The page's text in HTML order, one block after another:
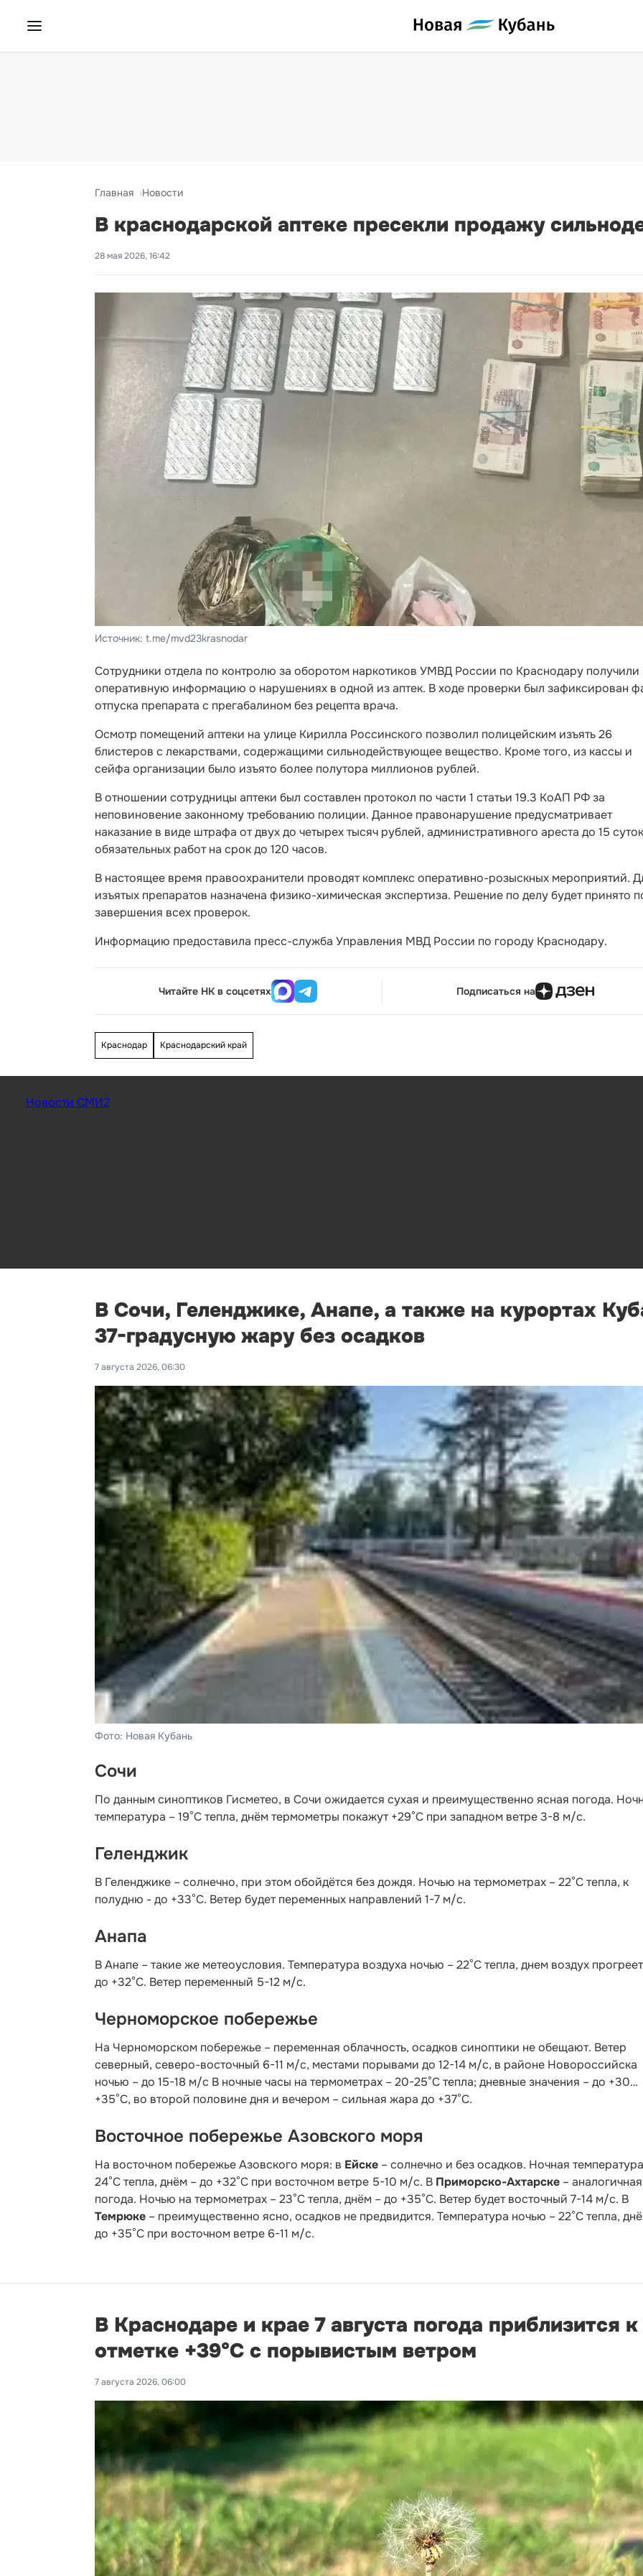
Главная Новости
В краснодарской аптеке пресекли продажу
28 мая 2026, 16:42
Источник: t.me/mvd23krasnodar
Сотрудники отдела по контролю за оборотом наркотиков УМВД России по Краснодару получили
оперативную информацию о нарушениях в одной из аптек. В ходе проверки был зафиксирован
отпуска препарата с прегабалином без рецепта врача.
Осмотр помещений аптеки на улице Кирилла Россинского позволил полицейским изъять 26
блистеров с лекарствами, содержащими сильнодействующее вещество. Кроме того, из кассы и
сейфа организации было изъято более полутора миллионов рублей.
В отношении сотрудницы аптеки был составлен протокол по части 1 статьи 19.3 КоАП РФ за
неповиновение законному требованию полиции. Данное правонарушение предусматривает
наказание в виде штрафа от двух до четырех тысяч рублей, административного ареста до 15
обязательных работ на срок до 120 часов.
В настоящее время правоохранители проводят комплекс оперативно-розыскных мероприятий.
изъятых препаратов назначена физико-химическая экспертиза. Решение по делу будет принято
завершения всех проверок.
Информацию предоставила пресс-служба Управления МВД России по городу Краснодару.
Читайте НК в соцсетях Подписаться на
Краснодар Краснодарский край
Новости СМИ2
В Сочи, Геленджике, Анапе, а также на курортах
37-градусную жару без осадков
7 августа 2026, 06:30
Фото: Новая Кубань
Сочи
По данным синоптиков Гисметео, в Сочи ожидается сухая и преимущественно ясная погода.
температура – 19°C тепла, днём термометры покажут +29°C при западном ветре 3-8 м/с.
Геленджик
В Геленджике – солнечно, при этом обойдётся без дождя. Ночью на термометрах – 22°C тепла, к
полудню - до +33°C. Ветер будет переменных направлений 1-7 м/с.
Анапа
В Анапе – такие же метеоусловия. Температура воздуха ночью – 22°C тепла, днем воздух
до +32°C. Ветер переменный 5-12 м/с.
Черноморское побережье
На Черноморском побережье – переменная облачность, осадков синоптики не обещают. Ветер
северный, северо-восточный 6-11 м/с, местами порывами до 12-14 м/с, в районе Новороссийска
ночью – до 15-18 м/с В ночные часы на термометрах – 20-25°С тепла; дневные значения – до +30…
+35°С, во второй половине дня и вечером – сильная жара до +37°С.
Восточное побережье Азовского моря
На восточном побережье Азовского моря: в Ейске – солнечно и без осадков. Ночная
24°С тепла, днём – до +32°С при восточном ветре 5-10 м/с. В Приморско-Ахтарске – аналогичная
погода. Ночью на термометрах – 23°С тепла, днём – до +35°С. Ветер будет восточный 7-14 м/с. В
Темрюке – преимущественно ясно, осадков не предвидится. Температура ночью – 22°С тепла,
до +35°С при восточном ветре 6-11 м/с.
В Краснодаре и крае 7 августа погода приблизится
отметке +39°С с порывистым ветром
7 августа 2026, 06:00